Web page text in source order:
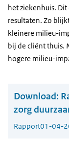
het ziekenhuis.
resultaten. Zo
kleinere milieu-
bij de cliënt thuis.
hogere milieu-
Download:
zorg
Rapport01-04-